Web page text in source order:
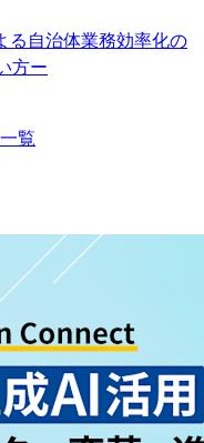
る自治体業務効率化の
方ー
覧